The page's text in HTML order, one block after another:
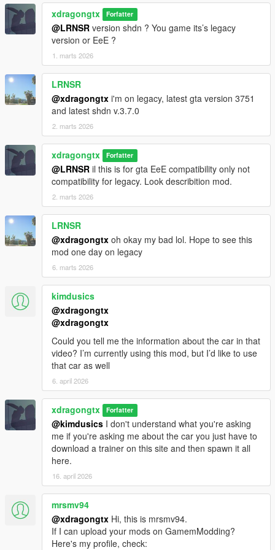
[IT] Se l'auto subisce gravi danni alla carrozzeria (integrità
inferiore all'80%), il sistema simula un guasto elettrico o
meccanico impedendo l'attivazione.
📱 Premium UI Notifications
[EN] Elegant notifications in the top-left corner inform you of the
status, distinguishing between automatic security activation and
manual use.
[IT] Notifiche eleganti in alto a sinistra ti informano sullo stato
dell'operazione, distinguendo tra attivazione automatica di
sicurezza e uso manuale.
🎮 Manual Control Feedback
[EN] While driving, manual roof operation (H Key or Right
Arrow) will be accompanied by status pop-ups for immediate
feedback.
[IT] Mentre guidi, l'uso manuale del tettuccio (tasto H o Freccia
Destra) verrà accompagnato da pop-up di stato per un
feedback immediato.
🧠 Intelligent Filter
[EN] The script automatically recognizes if the vehicle is a
convertible, ignoring bikes, boats, or fixed-roof cars.
[IT] Lo script riconosce automaticamente se il veicolo è una
cabriolet, ignorando moto, bici, barche o auto a tetto fisso.
⚙️ REQUIREMENTS & INSTALLATION
📥 Requirements / Requisiti
ScriptHookVDN.Net Enhanced (EeE)
[EN] Compatibility guaranteed only with the Enhanced version
[IT] Compatibilità garantita solo con la versione Enhanced
(v3.6.0+).
📂 Installation / Installazione
[EN] Drag and drop the AutoRoofSystem.dll file into your GTA V
xdragongtx Forfatter
@LRNSR version shdn ? You game its’s legacy
version or EeE ?
1. marts 2026
LRNSR
@xdragongtx i'm on legacy, latest gta version 3751
and latest shdn v.3.7.0
2. marts 2026
xdragongtx Forfatter
@LRNSR il this is for gta EeE compatibility only not
compatibility for legacy. Look describition mod.
2. marts 2026
LRNSR
@xdragongtx oh okay my bad lol. Hope to see this
mod one day on legacy
6. marts 2026
kimdusics
@xdragongtx
@xdragongtx
Could you tell me the information about the car in that
video? I’m currently using this mod, but I’d like to use
that car as well
6. april 2026
xdragongtx Forfatter
@kimdusics I don't understand what you're asking
me if you're asking me about the car you just have to
download a trainer on this site and then spawn it all
here.
16. april 2026
mrsmv94
@xdragongtx Hi, this is mrsmv94.
If I can upload your mods on GamemModding?
Here's my profile, check: